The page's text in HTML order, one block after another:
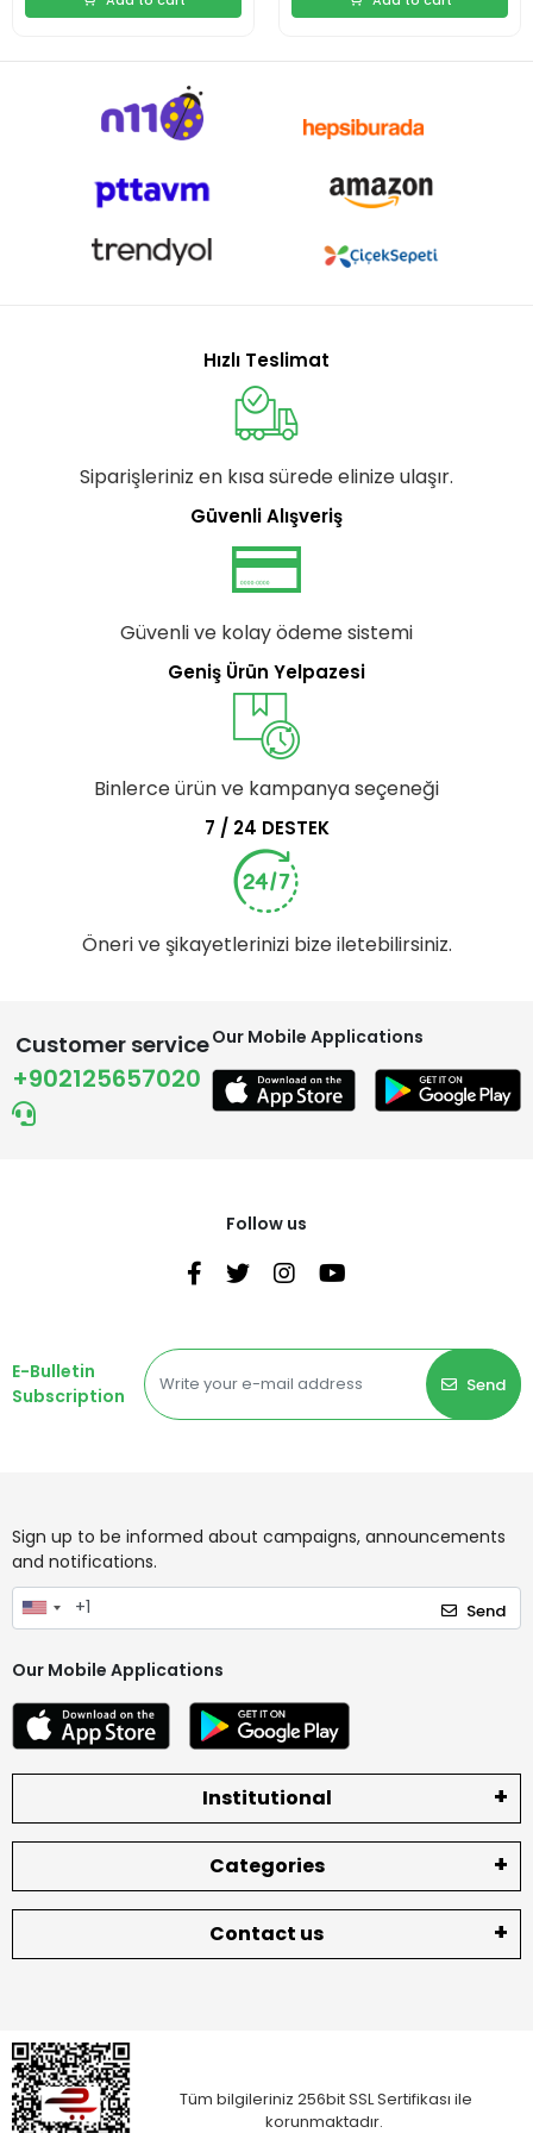
Hızlı Teslimat
Siparişleriniz en kısa sürede elinize ulaşır.
Güvenli Alışveriş
Güvenli ve kolay ödeme sistemi
Geniş Ürün Yelpazesi
Binlerce ürün ve kampanya seçeneği
7 / 24 DESTEK
Öneri ve şikayetlerinizi bize iletebilirsiniz.
Customer service
+902125657020
Our Mobile Applications
Follow us
E-Bulletin
Subscription
Send
Sign up to be informed about campaigns, announcements
and notifications.
Send
Our Mobile Applications
Institutional
Categories
Contact us
Tüm bilgileriniz 256bit SSL Sertifikası ile
korunmaktadır.